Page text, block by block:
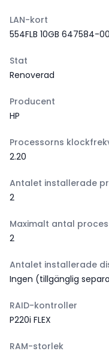
LAN-kort
554FLB 10GB 647584-
Stat
Renoverad
Producent
HP
Processorns
2.20
Antalet installerade
2
Maximalt antal
2
Antalet installerade
Ingen (tillgänglig
RAID-kontroller
P220i FLEX
RAM-storlek